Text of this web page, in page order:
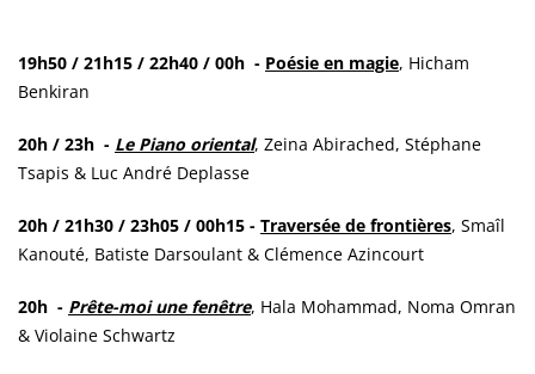
19h50 / 21h15 / 22h40 / 00h - Poésie en magie, Hicham
Benkiran
20h / 23h - Le Piano oriental, Zeina Abirached, Stéphane
Tsapis & Luc André Deplasse
20h / 21h30 / 23h05 / 00h15 - Traversée de frontières, Smaîl
Kanouté, Batiste Darsoulant & Clémence Azincourt
20h - Prête-moi une fenêtre, Hala Mohammad, Noma Omran
& Violaine Schwartz